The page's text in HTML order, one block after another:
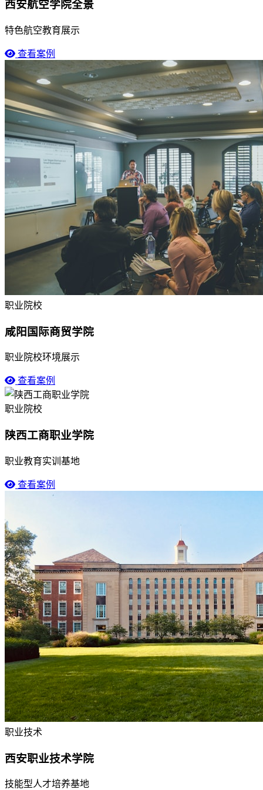
西安航空学院全景
特色航空教育展示
查看案例
职业院校
咸阳国际商贸学院
职业院校环境展示
查看案例
职业院校
陕西工商职业学院
职业教育实训基地
查看案例
职业技术
西安职业技术学院
技能型人才培养基地